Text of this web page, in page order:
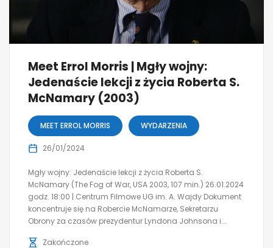
Meet Errol Morris | Mgły wojny:
Jedenaście lekcji z życia Roberta S.
McNamary (2003)
MEET ERROL MORRIS WYDARZENIA
26/01/2024
Mgły wojny: Jedenaście lekcji z życia Roberta S.
McNamary (The Fog of War, USA 2003, 107 min.) 26.01.2024
godz. 18:00 | Centrum Filmowe UG im. A. Wajdy Dokument
koncentruje się na Robercie McNamarze, Sekretarzu
Obrony za czasów prezydentur Lyndona Johnsona i...
Zakończone